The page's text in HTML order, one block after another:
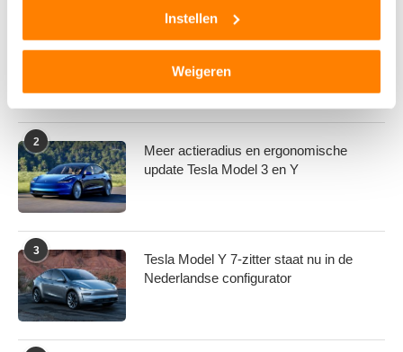
Uw apparaat identificeren door het actief te scannen
verwerkt en stel uw voorkeuren in het
intrekken in de Cookieverklaring.
We gebruiken cookies om content en advertenties te
personaliseren, om functies voor social media te bieden
en om ons websiteverkeer te analyseren. Ook delen we
informatie over uw gebruik van onze site met onze
partners voor social media, adverteren en analyse. Deze
partners kunnen deze gegevens combineren met andere
informatie die u aan ze heeft verstrekt of die ze hebben
verzameld op basis van uw gebruik van hun services.
Instellen
Weigeren
Tesla komt met Grok-update in Europa: zo werkt
de AI-assistent in Model 3 en Model Y
2
Meer actieradius en ergonomische
update Tesla Model 3 en Y
3
Tesla Model Y 7-zitter staat nu in de
Nederlandse configurator